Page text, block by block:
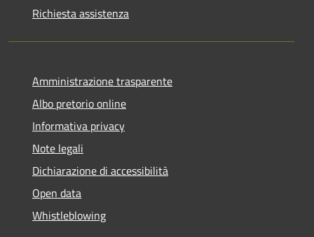
Richiesta assistenza
Amministrazione trasparente
Albo pretorio online
Informativa privacy
Note legali
Dichiarazione di accessibilità
Open data
Whistleblowing